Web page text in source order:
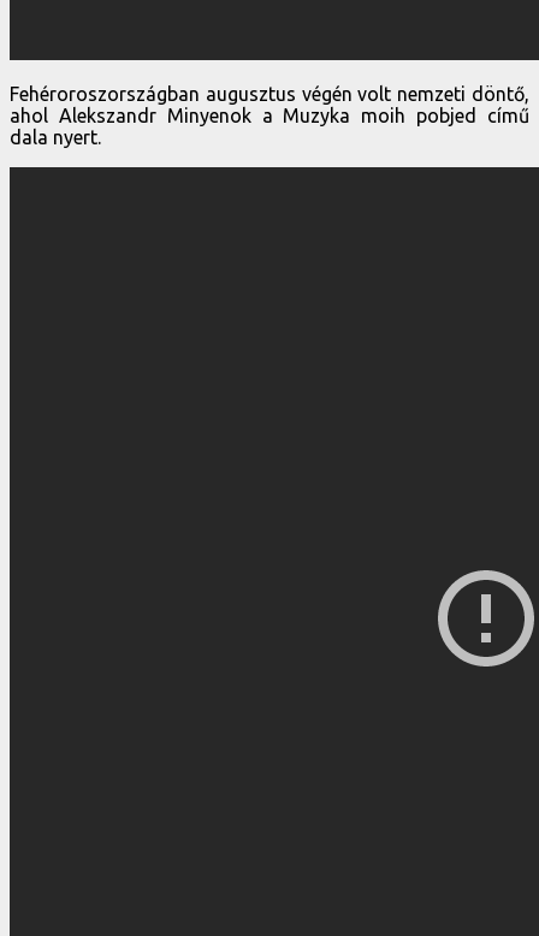
Fehéroroszországban augusztus végén volt nemzeti döntő,
ahol Alekszandr Minyenok a Muzyka moih pobjed című
dala nyert.